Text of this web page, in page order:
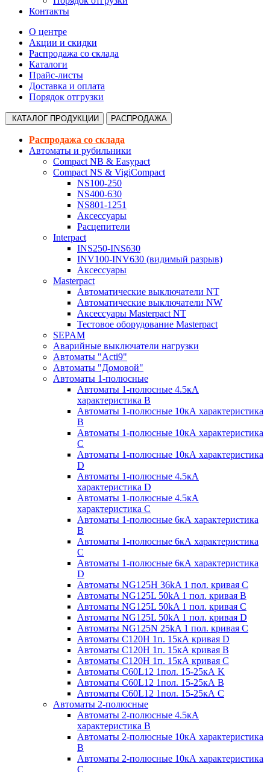
Контакты
О центре
Акции и скидки
Распродажа со склада
Каталоги
Прайс-листы
Доставка и оплата
Порядок отгрузки
КАТАЛОГ ПРОДУКЦИИ РАСПРОДАЖА
Распродажа со склада
Автоматы и рубильники
Compact NB & Easypact
Compact NS & VigiCompact
NS100-250
NS400-630
NS801-1251
Аксессуары
Расцепители
Interpact
INS250-INS630
INV100-INV630 (видимый разрыв)
Аксессуары
Masterpact
Автоматические выключатели NT
Автоматические выключатели NW
Аксессуары Masterpact NT
Тестовое оборудование Masterpact
SEPAM
Аварийные выключатели нагрузки
Автоматы "Acti9"
Автоматы "Домовой"
Автоматы 1-полюсные
Автоматы 1-полюсные 4.5кА
характеристика В
Автоматы 1-полюсные 10кА характеристика
B
Автоматы 1-полюсные 10кА характеристика
C
Автоматы 1-полюсные 10кА характеристика
D
Автоматы 1-полюсные 4.5кА
характеристика D
Автоматы 1-полюсные 4.5кА
характеристика С
Автоматы 1-полюсные 6кА характеристика
B
Автоматы 1-полюсные 6кА характеристика
C
Автоматы 1-полюсные 6кА характеристика
D
Автоматы NG125H 36kA 1 пол. кривая C
Автоматы NG125L 50kA 1 пол. кривая B
Автоматы NG125L 50kA 1 пол. кривая C
Автоматы NG125L 50kA 1 пол. кривая D
Автоматы NG125N 25kA 1 пол. кривая C
Автоматы С120H 1п. 15кА кривая D
Автоматы С120H 1п. 15кА кривая В
Автоматы С120H 1п. 15кА кривая С
Автоматы С60L12 1пол. 15-25кА K
Автоматы С60L12 1пол. 15-25кА В
Автоматы С60L12 1пол. 15-25кА С
Автоматы 2-полюсные
Автоматы 2-полюсные 4.5кА
характеристика В
Автоматы 2-полюсные 10кА характеристика
B
Автоматы 2-полюсные 10кА характеристика
C